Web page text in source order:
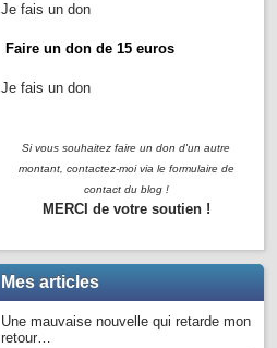
Je fais un don
Faire un don de 15 euros
Je fais un don
Si vous souhaitez faire un don d'un autre
montant, contactez-moivia le formulaire de
contact du blog !
MERCI de votre soutien !
Mes articles
Une mauvaise nouvelle qui retarde mon
retour…